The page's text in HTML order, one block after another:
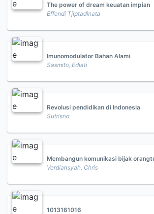
The power of dream keuatan impian
Effendi Tjiptadinata
Imunomodulator Bahan Alami
Sasmito, Ediati
Revolusi pendidikan di Indonesia
Sutrisno
Membangun komunikasi bijak
Verdiansyah, Chris
1013161016